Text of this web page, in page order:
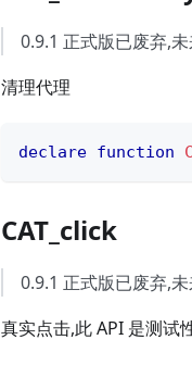
0.9.1 正式版已废弃,
清理代理
declare function
CAT_click
0.9.1 正式版已废弃,
真实点击,此 API 是测试